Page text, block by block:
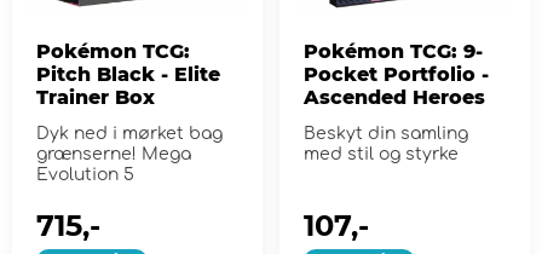
Pokémon TCG:
Pitch Black - Elite
Trainer Box
Dyk ned i mørket bag
grænserne! Mega
Evolution 5
715,-
Pokémon TCG: 9-
Pocket Portfolio -
Ascended Heroes
Beskyt din samling
med stil og styrke
107,-